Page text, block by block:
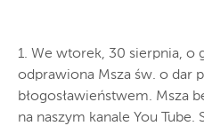
1. We wtorek, 30 sierpnia, o
odprawiona Msza św. o dar
błogosławieństwem. Msza
na naszym kanale You Tube.